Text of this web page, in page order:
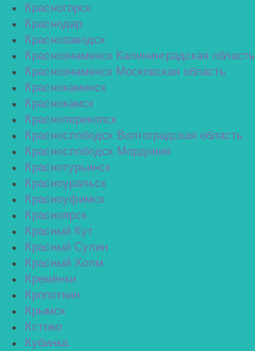
Красногорск
Краснодар
Краснозаводск
Краснознаменск Калининградская область
Краснознаменск Московская область
Краснокаменск
Краснокамск
Красноперекопск
Краснослободск Волгоградская область
Краснослободск Мордовия
Краснотурьинск
Красноуральск
Красноуфимск
Красноярск
Красный Кут
Красный Сулин
Красный Холм
Кремёнки
Кропоткин
Крымск
Кстово
Кубинка